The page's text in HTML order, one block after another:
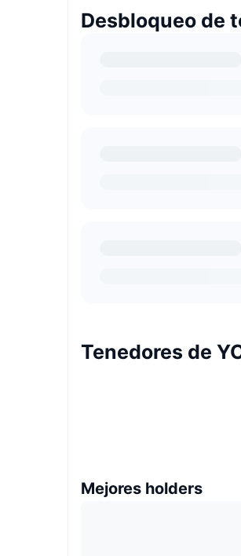
Desbloqueo de
Tenedores de
Mejores holders